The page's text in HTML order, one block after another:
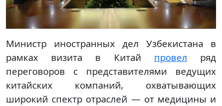
Министр иностранных дел Узбекистана в
рамках визита в Китай провел ряд
переговоров с представителями ведущих
китайских компаний, охватывающих
широкий спектр отраслей — от медицины и